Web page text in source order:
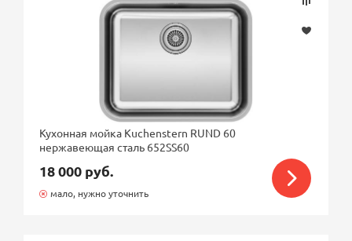
Кухонная мойка Kuchenstern RUND 60
нержавеющая сталь 652SS60
18 000 руб.
мало, нужно уточнить